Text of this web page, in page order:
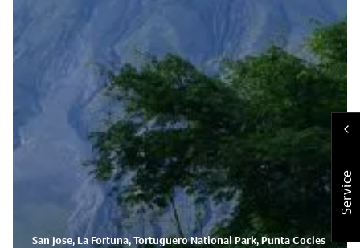
Service
San Jose, La Fortuna, Tortuguero National Park, Punta Cocles